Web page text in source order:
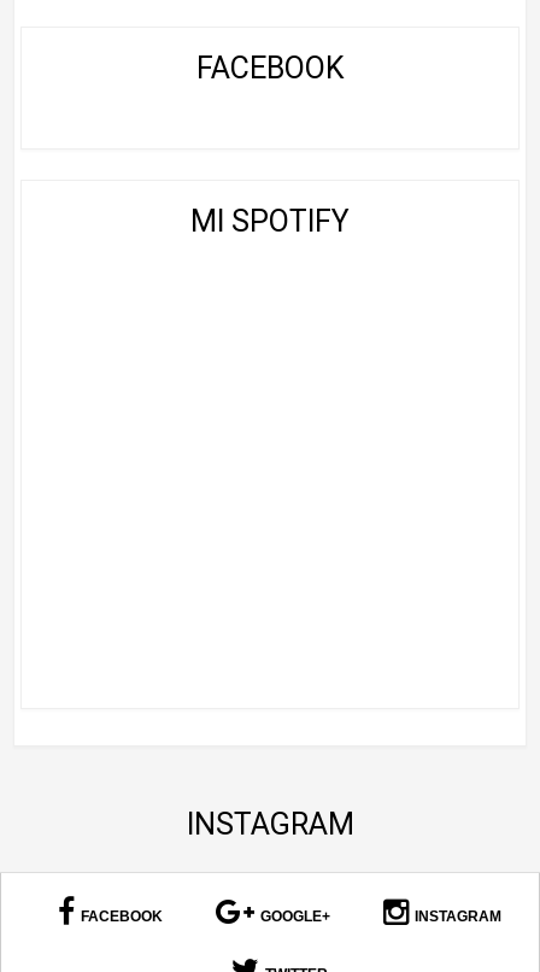
FACEBOOK
MI SPOTIFY
INSTAGRAM
FACEBOOK GOOGLE+ INSTAGRAM